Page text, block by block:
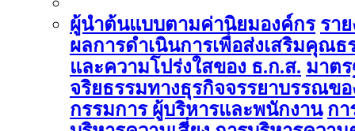
ผู้นำต้นแบบตามค่านิยมองค์กร รา
ผลการดำเนินการเพื่อส่งเสริมคุณธ
และความโปร่งใสของ ธ.ก.ส. มาต
จริยธรรมทางธุรกิจจรรยาบรรณขอ
กรรมการ ผู้บริหารและพนักงาน กา